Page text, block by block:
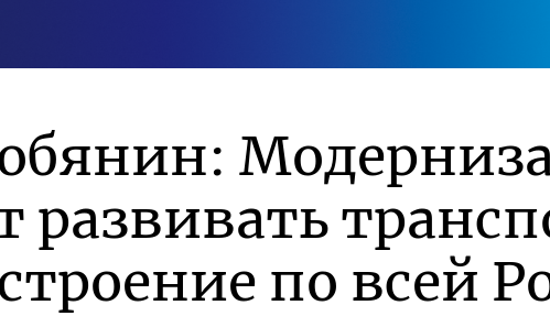
развивать
по всей